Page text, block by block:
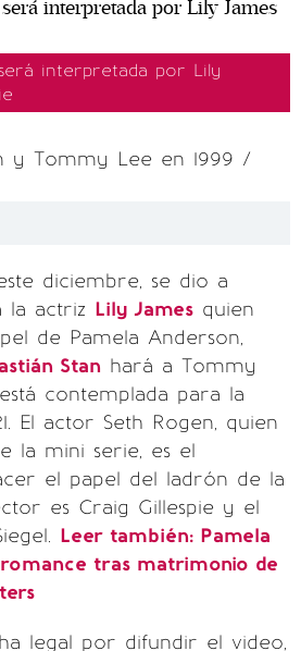
interpretada por Lily
y Tommy Lee en 1999 /
diciembre, se dio a
la actriz Lily James quien
de Pamela Anderson,
Stan hará a Tommy
contemplada para la
El actor Seth Rogen, quien
la mini serie, es el
el papel del ladrón de la
es Craig Gillespie y el
Leer también: Pamela
tras matrimonio de
legal por difundir el video,